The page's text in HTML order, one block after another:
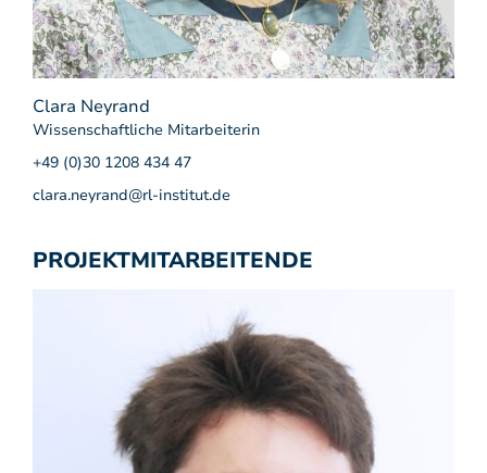
Clara Neyrand
Wissenschaftliche Mitarbeiterin
+49 (0)30 1208 434 47
clara.neyrand@rl-institut.de
PROJEKTMITARBEITENDE